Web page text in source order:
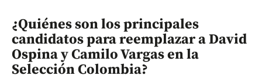
¿Quiénes son los principales
candidatos para reemplazar a David
Ospina y Camilo Vargas en la
Selección Colombia?